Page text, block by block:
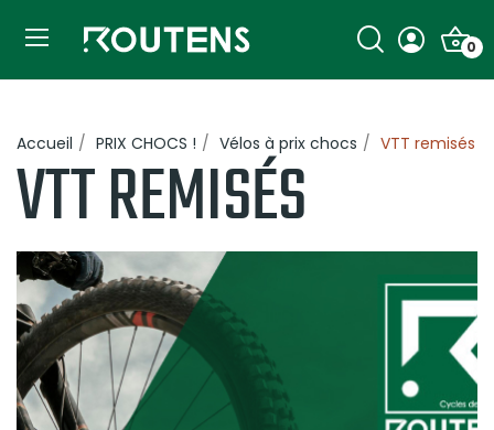
0
Accueil PRIX CHOCS ! Vélos à prix chocs VTT remisés
VTT REMISÉS